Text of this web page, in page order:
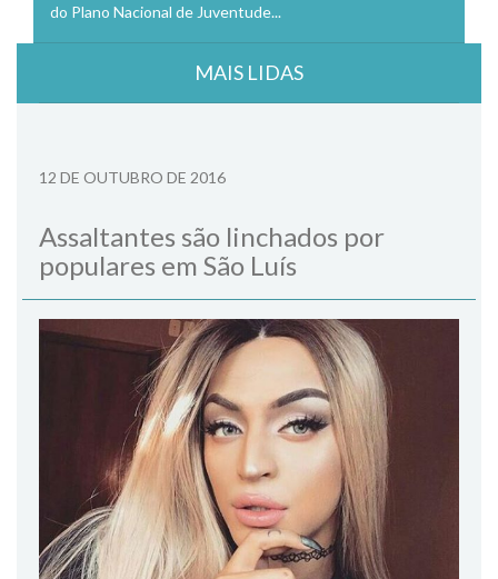
do Plano Nacional de Juventude...
MAIS LIDAS
12 DE OUTUBRO DE 2016
Assaltantes são linchados por
populares em São Luís